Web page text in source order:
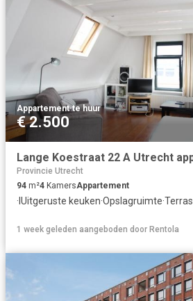
Appartement·te huur
€ 2.500
Provincie Utrecht
94 m²4 KamersAppartement
· IUitgeruste keuken·Opslagruimte·Terras
1 week geleden aangeboden door Rentola